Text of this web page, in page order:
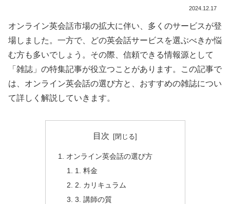
2024.12.17
オンライン英会話市場の拡大に伴い、多くのサービスが登
場しました。一方で、どの英会話サービスを選ぶべきか悩
む方も多いでしょう。その際、信頼できる情報源として
「雑誌」の特集記事が役立つことがあります。この記事で
は、オンライン英会話の選び方と、おすすめの雑誌につい
て詳しく解説していきます。
目次
オンライン英会話の選び方
1. 料金
2. カリキュラム
3. 講師の質